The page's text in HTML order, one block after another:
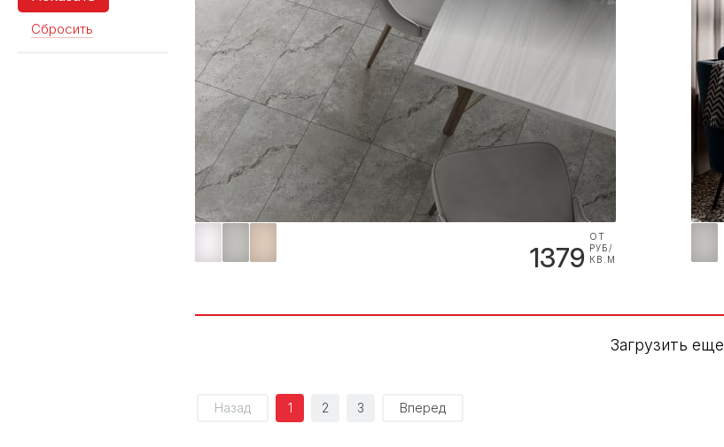
1379
ОТ
РУБ/
КВ.М
Загрузить еще
Назад 1 2 3 Вперед
Сбросить